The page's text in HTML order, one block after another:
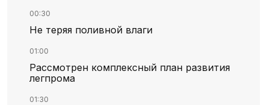
00:30
Не теряя поливной влаги
01:00
Рассмотрен комплексный план развития
легпрома
01:30